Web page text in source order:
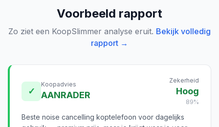
Voorbeeld rapport
Zo ziet een KoopSlimmer analyse eruit. Bekijk volledig
rapport →
✓
Koopadvies
AANRADER
Zekerheid
Hoog
89%
Beste noise cancelling koptelefoon voor dagelijks